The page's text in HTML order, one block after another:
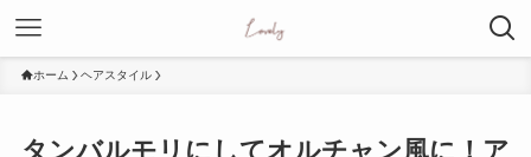
ホーム ヘアスタイル
タンバルモリにしてオルチャン風に！ア